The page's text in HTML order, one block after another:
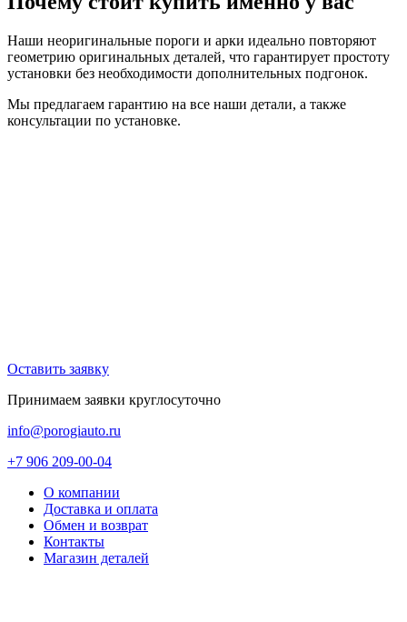
Наши неоригинальные пороги и арки идеально повторяют
геометрию оригинальных деталей, что гарантирует простоту
установки без необходимости дополнительных подгонок.
Мы предлагаем гарантию на все наши детали, а также
консультации по установке.
Оставить заявку
Принимаем заявки круглосуточно
info@porogiauto.ru
+7 906 209-00-04
О компании
Доставка и оплата
Обмен и возврат
Контакты
Магазин деталей